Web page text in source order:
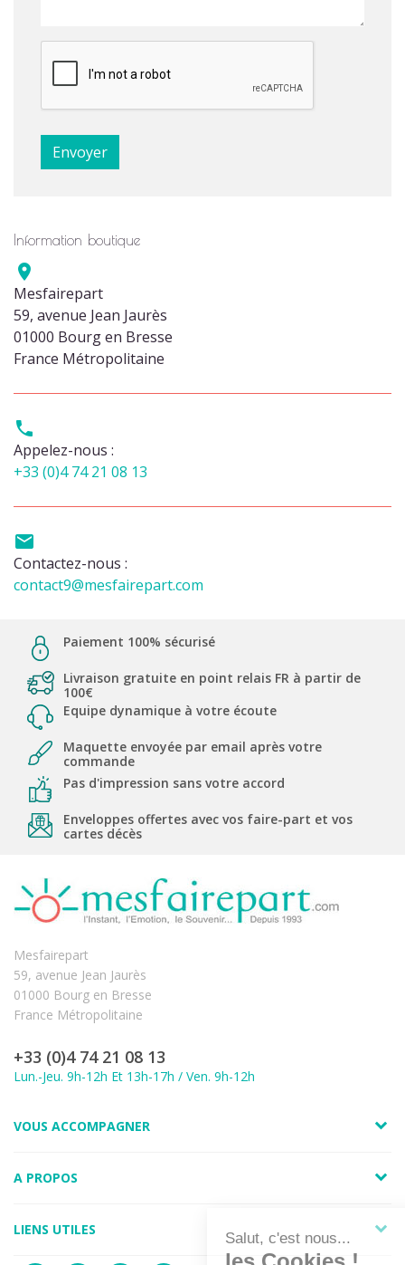
Information boutique

Mesfairepart
59, avenue Jean Jaurès
01000 Bourg en Bresse
France Métropolitaine

Appelez-nous :
+33 (0)4 74 21 08 13

Contactez-nous :
contact9@mesfairepart.com
Paiement 100% sécurisé
Livraison gratuite en point relais FR à partir de
100€
Equipe dynamique à votre écoute
Maquette envoyée par email après votre
commande
Pas d'impression sans votre accord
Enveloppes offertes avec vos faire-part et vos
cartes décès
Mesfairepart
59, avenue Jean Jaurès
01000 Bourg en Bresse
France Métropolitaine
+33 (0)4 74 21 08 13
Lun.-Jeu. 9h-12h Et 13h-17h / Ven. 9h-12h
VOUS ACCOMPAGNER
A PROPOS
LIENS UTILES